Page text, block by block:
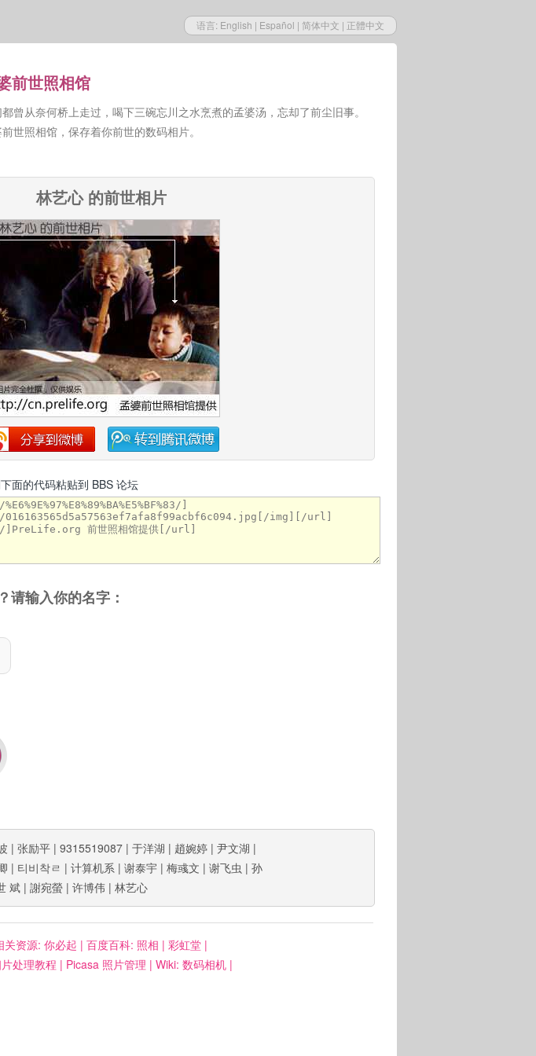
语言: English | Español | 简体中文 | 正體中文
前世照相馆
曾从奈何桥上走过，喝下三碗忘川之水烹煮的孟婆汤，忘却了前尘旧事。
世照相馆，保存着你前世的数码相片。
林艺心 的前世相片
面的代码粘贴到 BBS 论坛
请输入你的名字：
| 张励平 | 9315519087 | 于洋湖 | 趙婉婷 | 尹文湖 |
| 티비착ㄹ | 计算机系 | 谢泰宇 | 梅彧文 | 谢飞虫 | 孙
斌 | 謝宛螢 | 许博伟 | 林艺心
关资源: 你必起 | 百度百科: 照相 | 彩虹堂|
处理教程 | Picasa 照片管理 | Wiki: 数码相机|